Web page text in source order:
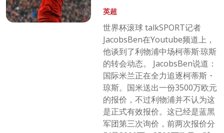
英超
世界杯滚球 talkSPORT记者
JacobsBen在Youtube频道上，
他谈到了利物浦中场柯蒂斯·琼斯
的转会动态。 JacobsBen说道：
国际米兰正在全力追逐柯蒂斯・
琼斯。国米送出一份3500万欧元
的报价，不过利物浦并不认为这
是正式有效报价。这已经是蓝黑
军团第三次询价，前两次报价分